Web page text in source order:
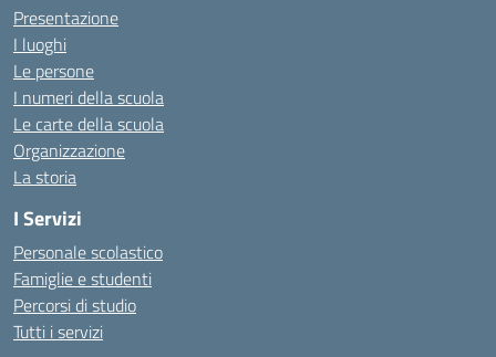
Presentazione
I luoghi
Le persone
I numeri della scuola
Le carte della scuola
Organizzazione
La storia
I Servizi
Personale scolastico
Famiglie e studenti
Percorsi di studio
Tutti i servizi